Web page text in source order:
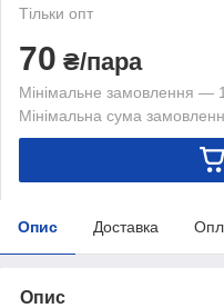
Тільки опт
70 ₴/пара
Мінімальне замовлення —
Мінімальна сума
Опис Доставка
Опис